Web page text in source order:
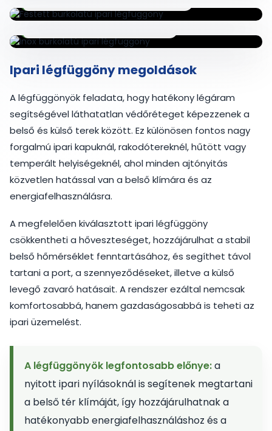
Ipari légfüggöny megoldások
A légfüggönyök feladata, hogy hatékony légáram
segítségével láthatatlan védőréteget képezzenek a
belső és külső terek között. Ez különösen fontos nagy
forgalmú ipari kapuknál, rakodótereknél, hűtött vagy
temperált helyiségeknél, ahol minden ajtónyitás
közvetlen hatással van a belső klímára és az
energiafelhasználásra.
A megfelelően kiválasztott ipari légfüggöny
csökkentheti a hőveszteséget, hozzájárulhat a stabil
belső hőmérséklet fenntartásához, és segíthet távol
tartani a port, a szennyeződéseket, illetve a külső
levegő zavaró hatásait. A rendszer ezáltal nemcsak
komfortosabbá, hanem gazdaságosabbá is teheti az
ipari üzemelést.
A légfüggönyök legfontosabb előnye:a
nyitott ipari nyílásoknál is segítenek megtartani
a belső tér klímáját, így hozzájárulhatnak a
hatékonyabb energiafelhasználáshoz és a